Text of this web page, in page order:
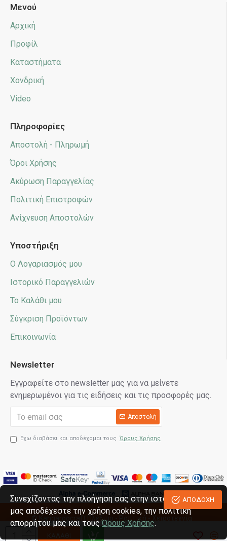
Μενού
Αρχική
Προφίλ
Καταστήματα
Χονδρική
Video
Πληροφορίες
Αποστολή - Πληρωμή
Όροι Χρήσης
Ακύρωση Παραγγελίας
Πολιτική Επιστροφών
Ανίχνευση Αποστολών
Υποστήριξη
Ο Λογαριασμός μου
Ιστορικό Παραγγελιών
Το Καλάθι μου
Σύγκριση Προϊόντων
Επικοινωνία
Newsletter
Εγγραφείτε στο newsletter μας για να μείνετε
ενημερωμένοι για τις ειδήσεις και τις προσφορές μας.
Αποστολή
Έχω διαβάσει και αποδέχομαι τους Όρους Χρήσης
© Kangaroocraft
Πλέξιμο - Ραπτική - Χειροτεχνία
ΑΠΟΔΟΧΗ
Συνεχίζοντας την πλοήγηση σας στην ιστοσελίδα
μας αποδέχεστε την χρήση cookies, την πολιτική
απορρήτου μας και τουςΌρους Χρήσης.